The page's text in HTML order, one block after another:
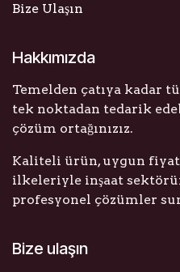
Bize Ulaşın
Hakkımızda
Temelden çatıya kadar
tek noktadan tedarik
çözüm ortağınızız.
Kaliteli ürün, uygun fiyat
ilkeleriyle inşaat
profesyonel çözümler
Bize ulaşın